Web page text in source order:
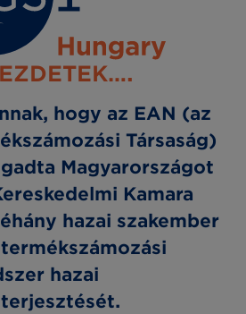
hogy az EAN (az
Társaság)
Magyarországot
Kamara
hazai szakember
hazai